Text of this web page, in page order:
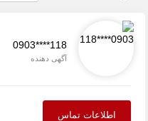
0903****118
آگهی دهنده
اطلاعات تماس